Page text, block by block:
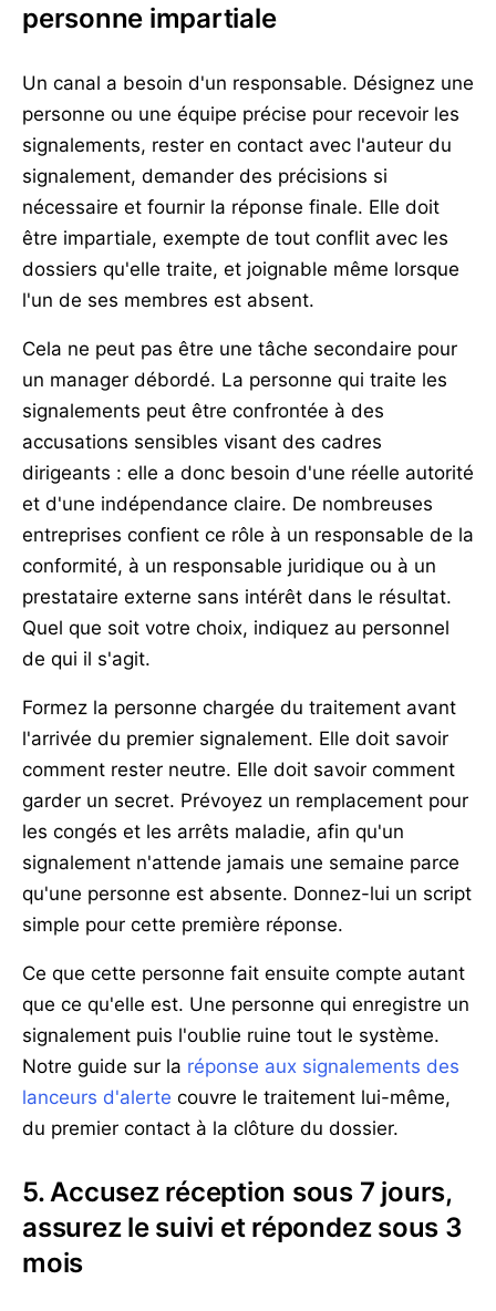
personne impartiale
Un canal a besoin d'un responsable. Désignez une
personne ou une équipe précise pour recevoir les
signalements, rester en contact avec l'auteur du
signalement, demander des précisions si
nécessaire et fournir la réponse finale. Elle doit
être impartiale, exempte de tout conflit avec les
dossiers qu'elle traite, et joignable même lorsque
l'un de ses membres est absent.
Cela ne peut pas être une tâche secondaire pour
un manager débordé. La personne qui traite les
signalements peut être confrontée à des
accusations sensibles visant des cadres
dirigeants : elle a donc besoin d'une réelle autorité
et d'une indépendance claire. De nombreuses
entreprises confient ce rôle à un responsable de la
conformité, à un responsable juridique ou à un
prestataire externe sans intérêt dans le résultat.
Quel que soit votre choix, indiquez au personnel
de qui il s'agit.
Formez la personne chargée du traitement avant
l'arrivée du premier signalement. Elle doit savoir
comment rester neutre. Elle doit savoir comment
garder un secret. Prévoyez un remplacement pour
les congés et les arrêts maladie, afin qu'un
signalement n'attende jamais une semaine parce
qu'une personne est absente. Donnez-lui un script
simple pour cette première réponse.
Ce que cette personne fait ensuite compte autant
que ce qu'elle est. Une personne qui enregistre un
signalement puis l'oublie ruine tout le système.
Notre guide sur la réponse aux signalements des
lanceurs d'alerte couvre le traitement lui-même,
du premier contact à la clôture du dossier.
5. Accusez réception sous 7 jours,
assurez le suivi et répondez sous 3
mois